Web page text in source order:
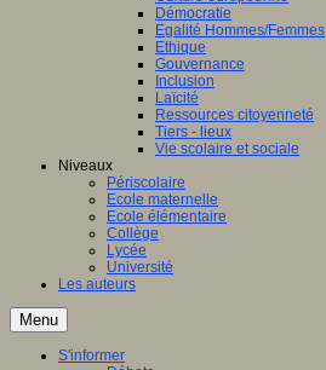
Démocratie
Egalité Hommes/Femmes
Ethique
Gouvernance
Inclusion
Laïcité
Ressources citoyenneté
Tiers - lieux
Vie scolaire et sociale
Niveaux
Périscolaire
Ecole maternelle
Ecole élémentaire
Collège
Lycée
Université
Les auteurs
Menu
S'informer